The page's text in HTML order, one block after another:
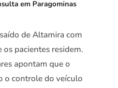
em Paragominas
de Altamira com
pacientes residem.
apontam que o
o controle do veículo